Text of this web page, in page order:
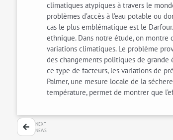
climatiques atypiques à travers le
problèmes d’accès à l’eau potable ou
cas le plus emblématique est le
ethnique. Dans notre étude, on
variations climatiques. Le problème
des changements politiques de
ce type de facteurs, les variations de
Palmer, une mesure locale de la
température, permet de montrer que
NEXT
NEWS